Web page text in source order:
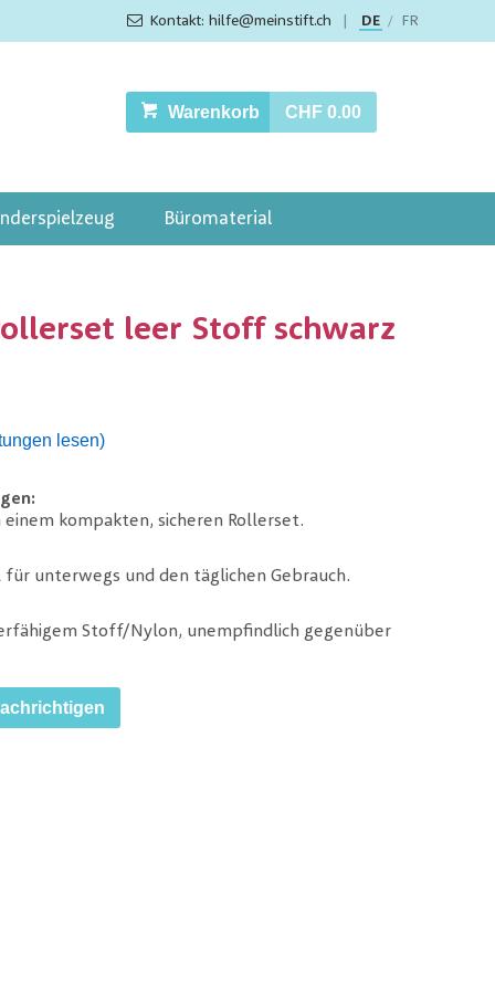
Kontakt: hilfe@meinstift.ch DE / FR
Warenkorb CHF 0.00
Büromaterial
leer Stoff schwarz
lesen)
kompakten, sicheren Rollerset.
für unterwegs und den täglichen Gebrauch.
Stoff/Nylon, unempfindlich gegenüber